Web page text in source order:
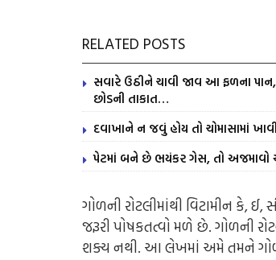
RELATED POSTS
સવારે ઉઠીને ચાવી જાવ આ ફળના
છોડની તાકાત…
દવાખાને ન જવું હોય તો ચોમાસામાં
પેટમાં બને છે ભયંકર ગેસ, તો
ગોળની રોટલીમાંથી વિટામીન કે,
જરૂરી પોષકતત્વો મળે છે. ગોળની
શક્ય નથી. આ લેખમાં અમે તમને